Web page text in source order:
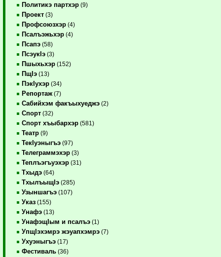
Политикэ партхэр (9)
Проект (3)
Профсоюзхэр (4)
Псалъэжьхэр (4)
Псапэ (58)
ПсэукIэ (3)
Пшыхьхэр (152)
ПщIэ (13)
ПэкIухэр (34)
Репортаж (7)
Сабийхэм факъыхуеджэ (2)
Спорт (32)
Спорт хъыбархэр (581)
Театр (9)
ТекIуэныгъэ (97)
Телеграммэхэр (3)
Теплъэгъуэхэр (31)
Тхыдэ (64)
ТхылъыщIэ (285)
Узыншагъэ (107)
Указ (155)
Унафэ (13)
УнафэщIым и псалъэ (1)
УпщIэхэмрэ жэуапхэмрэ (7)
Ухуэныгъэ (17)
Фестиваль (36)